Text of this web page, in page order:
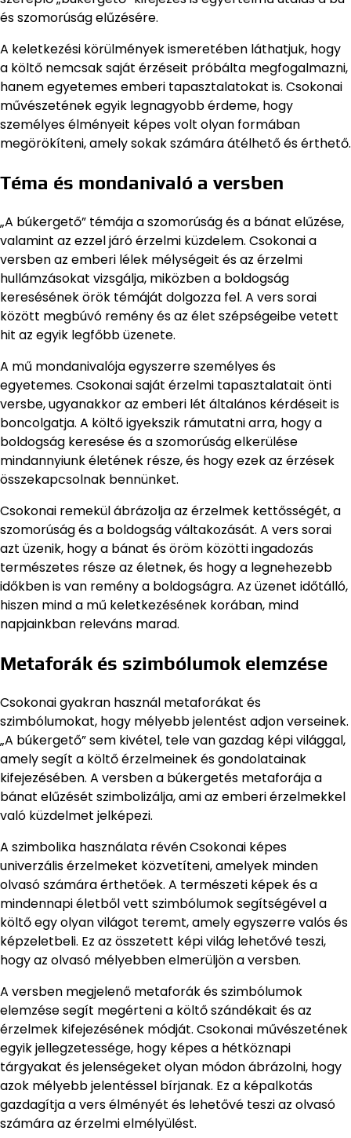
és szomorúság elűzésére.
A keletkezési körülmények ismeretében láthatjuk, hogy
a költő nemcsak saját érzéseit próbálta megfogalmazni,
hanem egyetemes emberi tapasztalatokat is. Csokonai
művészetének egyik legnagyobb érdeme, hogy
személyes élményeit képes volt olyan formában
megörökíteni, amely sokak számára átélhető és érthető.
Téma és mondanivaló a versben
„A búkergető” témája a szomorúság és a bánat elűzése,
valamint az ezzel járó érzelmi küzdelem. Csokonai a
versben az emberi lélek mélységeit és az érzelmi
hullámzásokat vizsgálja, miközben a boldogság
keresésének örök témáját dolgozza fel. A vers sorai
között megbúvó remény és az élet szépségeibe vetett
hit az egyik legfőbb üzenete.
A mű mondanivalója egyszerre személyes és
egyetemes. Csokonai saját érzelmi tapasztalatait önti
versbe, ugyanakkor az emberi lét általános kérdéseit is
boncolgatja. A költő igyekszik rámutatni arra, hogy a
boldogság keresése és a szomorúság elkerülése
mindannyiunk életének része, és hogy ezek az érzések
összekapcsolnak bennünket.
Csokonai remekül ábrázolja az érzelmek kettősségét, a
szomorúság és a boldogság váltakozását. A vers sorai
azt üzenik, hogy a bánat és öröm közötti ingadozás
természetes része az életnek, és hogy a legnehezebb
időkben is van remény a boldogságra. Az üzenet időtálló,
hiszen mind a mű keletkezésének korában, mind
napjainkban releváns marad.
Metaforák és szimbólumok elemzése
Csokonai gyakran használ metaforákat és
szimbólumokat, hogy mélyebb jelentést adjon verseinek.
„A búkergető” sem kivétel, tele van gazdag képi világgal,
amely segít a költő érzelmeinek és gondolatainak
kifejezésében. A versben a búkergetés metaforája a
bánat elűzését szimbolizálja, ami az emberi érzelmekkel
való küzdelmet jelképezi.
A szimbolika használata révén Csokonai képes
univerzális érzelmeket közvetíteni, amelyek minden
olvasó számára érthetőek. A természeti képek és a
mindennapi életből vett szimbólumok segítségével a
költő egy olyan világot teremt, amely egyszerre valós és
képzeletbeli. Ez az összetett képi világ lehetővé teszi,
hogy az olvasó mélyebben elmerüljön a versben.
A versben megjelenő metaforák és szimbólumok
elemzése segít megérteni a költő szándékait és az
érzelmek kifejezésének módját. Csokonai művészetének
egyik jellegzetessége, hogy képes a hétköznapi
tárgyakat és jelenségeket olyan módon ábrázolni, hogy
azok mélyebb jelentéssel bírjanak. Ez a képalkotás
gazdagítja a vers élményét és lehetővé teszi az olvasó
számára az érzelmi elmélyülést.